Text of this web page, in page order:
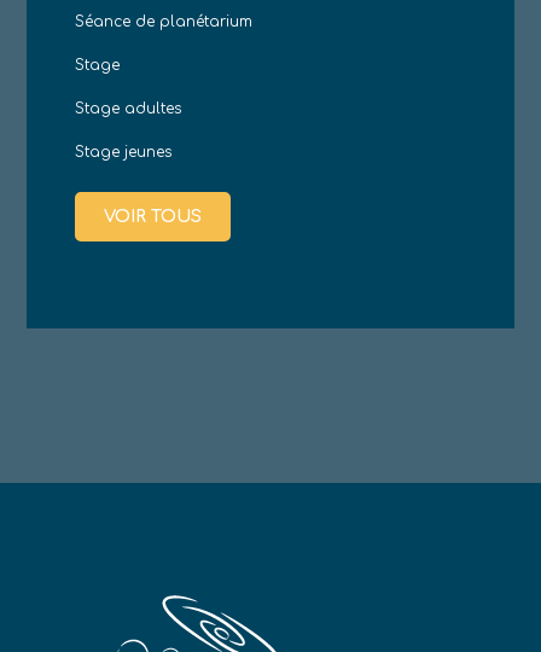
Séance de planétarium
Stage
Stage adultes
Stage jeunes
VOIR TOUS